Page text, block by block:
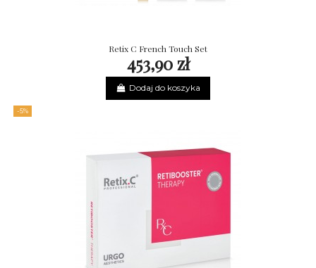
Retix C French Touch Set
453,90 zł
Dodaj do koszyka
-5%